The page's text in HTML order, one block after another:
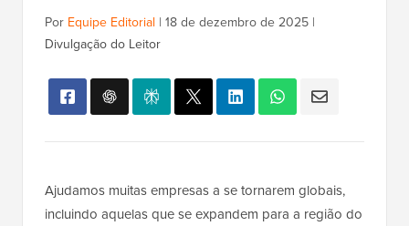
Por Equipe Editorial | 18 de dezembro de 2025 |
Divulgação do Leitor
Ajudamos muitas empresas a se tornarem globais,
incluindo aquelas que se expandem para a região do